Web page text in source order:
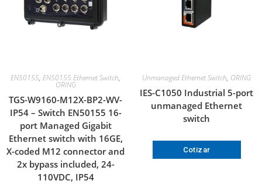
EN50155, EN50155 Ethernet Switch,
ORING
TGS-W9160-M12X-BP2-WV-
IP54 – Switch EN50155 16-
port Managed Gigabit
Ethernet switch with 16GE,
X-coded M12 connector and
2x bypass included, 24-
110VDC, IP54
Unmanaged Ethernet Switch, ORING
IES-C1050 Industrial 5-port
unmanaged Ethernet
switch
Cotizar